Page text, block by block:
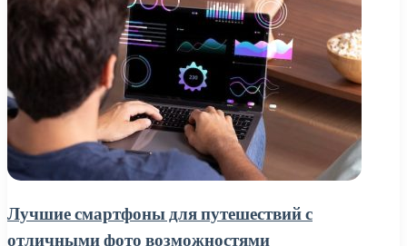
Лучшие смартфоны для путешествий с
отличными фото возможностями